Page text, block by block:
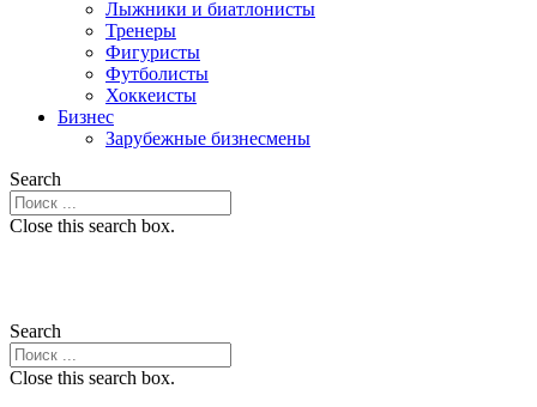
Лыжники и биатлонисты
Тренеры
Фигуристы
Футболисты
Хоккеисты
Бизнес
Зарубежные бизнесмены
Search
Close this search box.
Search
Close this search box.